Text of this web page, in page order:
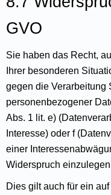
GVO
Sie haben das Recht,
Ihrer besonderen
gegen die Verarbeitung
personenbezogener
Abs. 1 lit. e)
Interesse) oder f
einer
Widerspruch
Dies gilt auch für ein